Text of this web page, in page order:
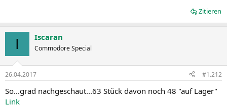
Zitieren
I Iscaran
Commodore Special
26.04.2017 #1.212
So...grad nachgeschaut...63 Stück davon noch 48 "auf Lager"
Link